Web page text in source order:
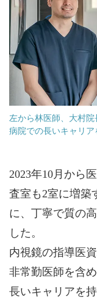
左から林医師、大村
病院での長いキャリ
2023年10月から
査室も2室に増築
に、丁寧で質の
した。
内視鏡の指導医
非常勤医師を含
長いキャリアを